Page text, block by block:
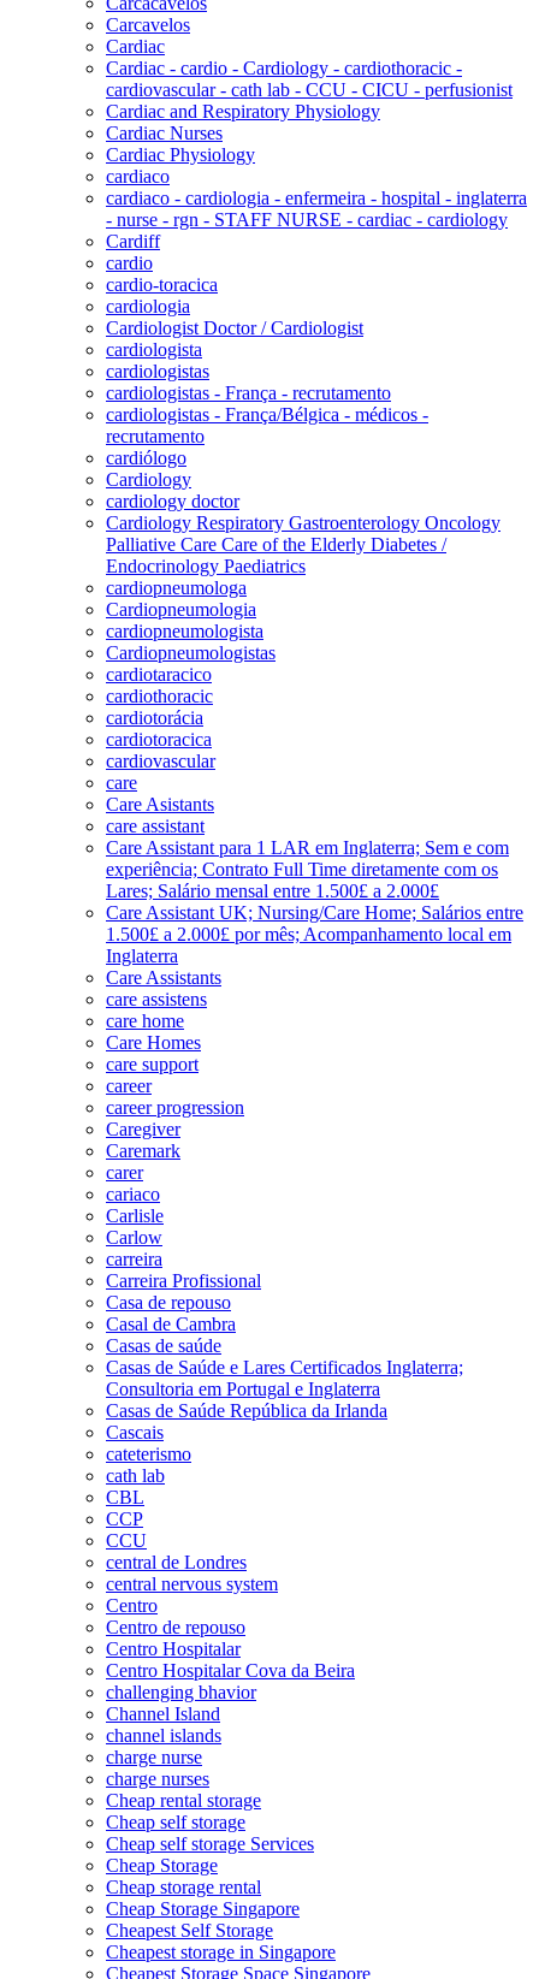
Carcavelos
Cardiac
Cardiac - cardio - Cardiology - cardiothoracic -
cardiovascular - cath lab - CCU - CICU - perfusionist
Cardiac and Respiratory Physiology
Cardiac Nurses
Cardiac Physiology
cardiaco
cardiaco - cardiologia - enfermeira - hospital - inglaterra
- nurse - rgn - STAFF NURSE - cardiac - cardiology
Cardiff
cardio
cardio-toracica
cardiologia
Cardiologist Doctor / Cardiologist
cardiologista
cardiologistas
cardiologistas - França - recrutamento
cardiologistas - França/Bélgica - médicos -
recrutamento
cardiólogo
Cardiology
cardiology doctor
Cardiology Respiratory Gastroenterology Oncology
Palliative Care Care of the Elderly Diabetes /
Endocrinology Paediatrics
cardiopneumologa
Cardiopneumologia
cardiopneumologista
Cardiopneumologistas
cardiotaracico
cardiothoracic
cardiotorácia
cardiotoracica
cardiovascular
care
Care Asistants
care assistant
Care Assistant para 1 LAR em Inglaterra; Sem e com
experiência; Contrato Full Time diretamente com os
Lares; Salário mensal entre 1.500£ a 2.000£
Care Assistant UK; Nursing/Care Home; Salários entre
1.500£ a 2.000£ por mês; Acompanhamento local em
Inglaterra
Care Assistants
care assistens
care home
Care Homes
care support
career
career progression
Caregiver
Caremark
carer
cariaco
Carlisle
Carlow
carreira
Carreira Profissional
Casa de repouso
Casal de Cambra
Casas de saúde
Casas de Saúde e Lares Certificados Inglaterra;
Consultoria em Portugal e Inglaterra
Casas de Saúde República da Irlanda
Cascais
cateterismo
cath lab
CBL
CCP
CCU
central de Londres
central nervous system
Centro
Centro de repouso
Centro Hospitalar
Centro Hospitalar Cova da Beira
challenging bhavior
Channel Island
channel islands
charge nurse
charge nurses
Cheap rental storage
Cheap self storage
Cheap self storage Services
Cheap Storage
Cheap storage rental
Cheap Storage Singapore
Cheapest Self Storage
Cheapest storage in Singapore
Cheapest Storage Space Singapore